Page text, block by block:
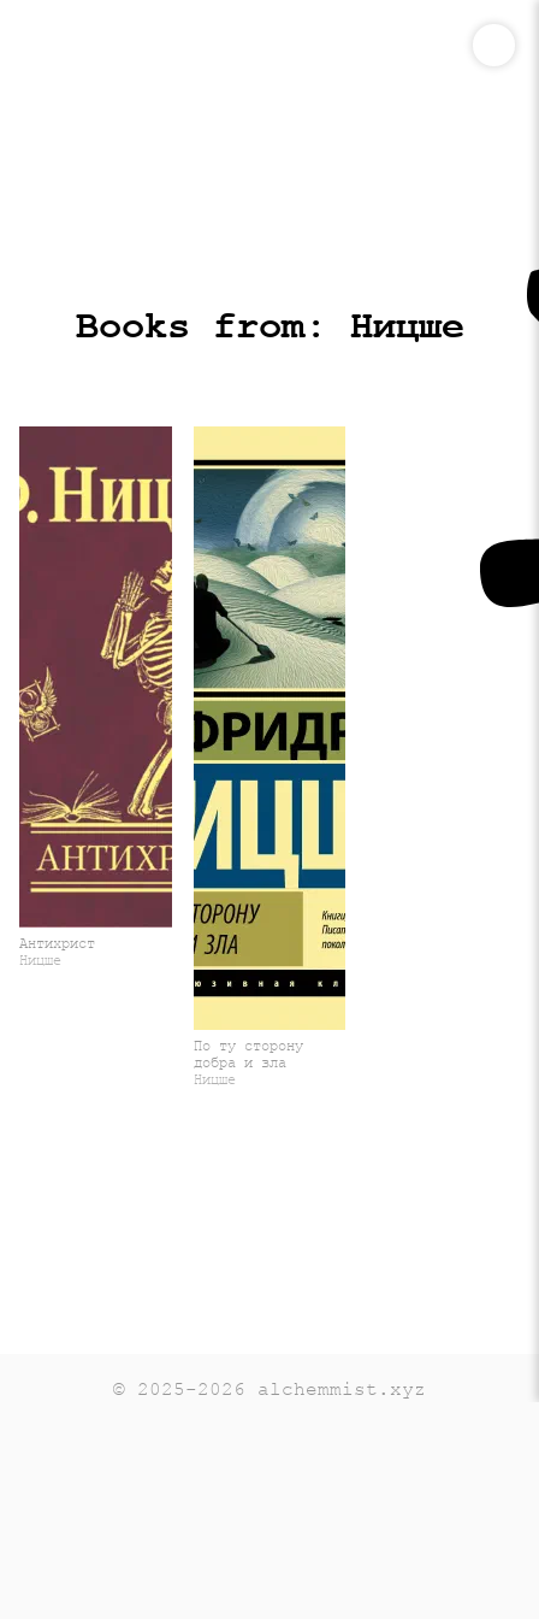
Books from: Ницше
Антихрист
Ницше
По ту сторону
добра и зла
Ницше
© 2025-2026 alchemmist.xyz